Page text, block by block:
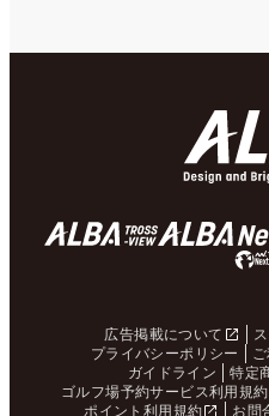
広告掲載について
プライバシーポリシー
ガイドライン
特定
ゴルフ場予約サービス利用規約
ポイント利用規約
お問